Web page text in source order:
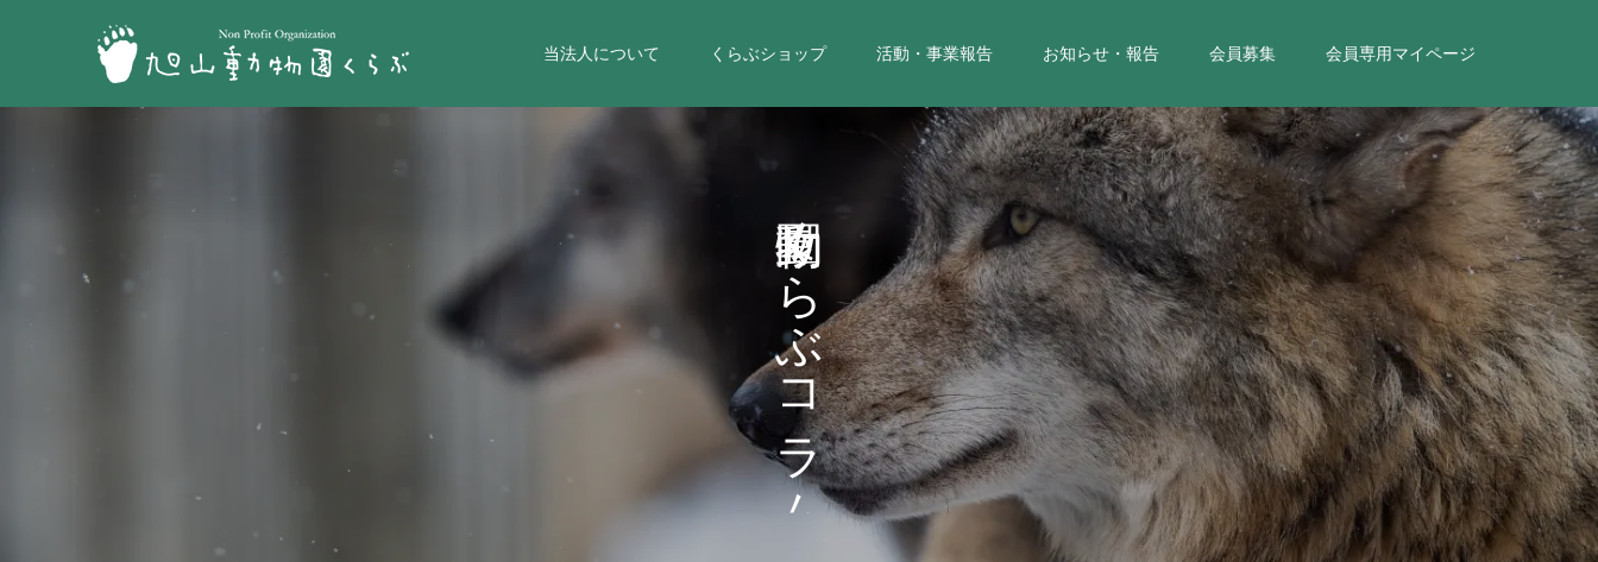
当法人について くらぶショップ 活動・事業報告 お知らせ・報告 会員募集 会員専用マイページ
く
ら
ぶ
コ
ラ
ム